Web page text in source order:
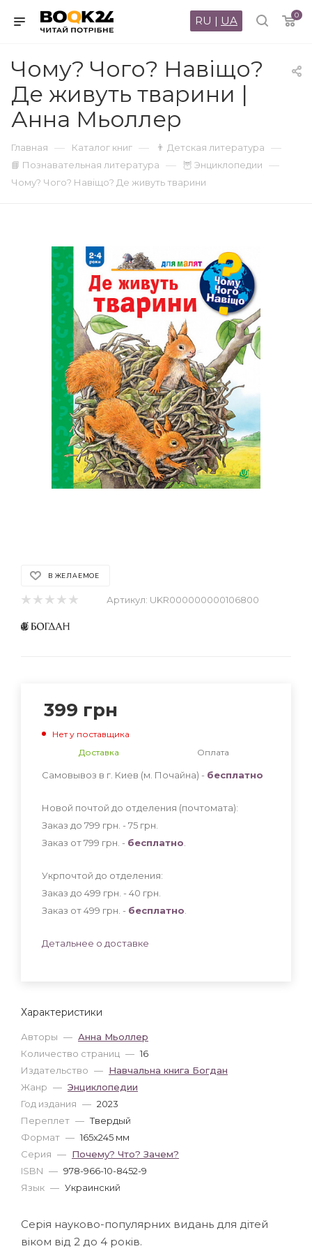
0
RU | UA
Чому? Чого? Навіщо?
Де живуть тварини |
Анна Мьоллер
Главная — Каталог книг — 👨 Детская литература —
📘 Познавательная литература — 🦉 Энциклопедии —
Чому? Чого? Навіщо? Де живуть тварини
В ЖЕЛАЕМОЕ
Артикул: UKR000000000106800
Характеристики
Авторы — Анна Мьоллер
Количество страниц — 16
Издательство — Навчальна книга Богдан
Жанр — Энциклопедии
Год издания — 2023
Переплет — Твердый
Формат — 165x245 мм
Серия — Почему? Что? Зачем?
ISBN — 978-966-10-8452-9
Язык — Украинский
399 грн
Нет у поставщика
Доставка
Оплата
Самовывоз в г. Киев (м. Почайна) - бесплатно
Новой почтой до отделения (почтомата):
Заказ до 799 грн. - 75 грн
Заказ от 799 грн. - бесплатно
Укрпочтой до отделения:
Заказ до 499 грн. - 40 грн
Заказ от 499 грн. - бесплатно
Детальнее о доставке
Серія науково-популярних видань для дітей
віком від 2 до 4 років.